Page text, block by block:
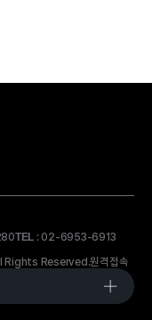
TEL : 02-6953-6913
Rights Reserved.원격접속